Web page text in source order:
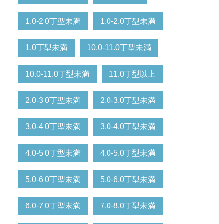
1.0-2.0丁型未満 1.0-2.0丁型未満
1.0丁型未満 10.0-11.0丁型未満
10.0-11.0丁型未満 11.0丁型以上
2.0-3.0丁型未満 2.0-3.0丁型未満
3.0-4.0丁型未満 3.0-4.0丁型未満
4.0-5.0丁型未満 4.0-5.0丁型未満
5.0-6.0丁型未満 5.0-6.0丁型未満
6.0-7.0丁型未満 7.0-8.0丁型未満